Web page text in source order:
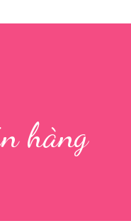
hàng